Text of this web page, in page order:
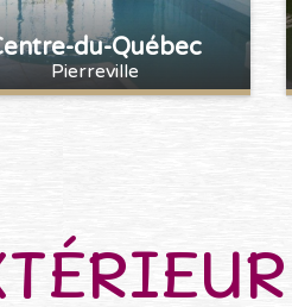
du-Québec
Pierreville